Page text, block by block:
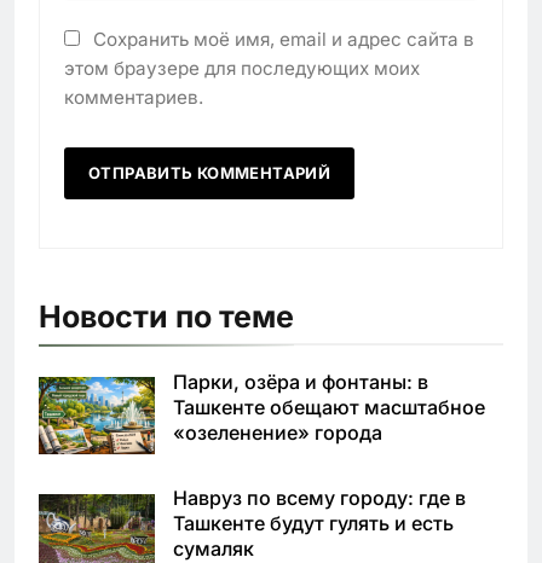
Сохранить моё имя, email и адрес сайта в
этом браузере для последующих моих
комментариев.
Новости по теме
Парки, озёра и фонтаны: в
Ташкенте обещают масштабное
«озеленение» города
Навруз по всему городу: где в
Ташкенте будут гулять и есть
сумаляк